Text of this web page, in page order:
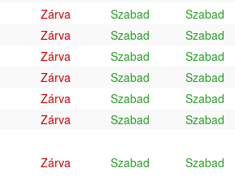
Zárva Szabad
Szabad
Zárva Szabad
Szabad
Zárva Szabad
Szabad
Zárva Szabad
Szabad
Zárva Szabad
Szabad
Zárva Szabad
Szabad
Zárva Szabad Szabad